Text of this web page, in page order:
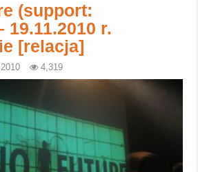
(support:
19.11.2010 r.
[relacja]
4,319